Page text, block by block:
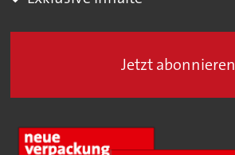
Jetzt abonnieren